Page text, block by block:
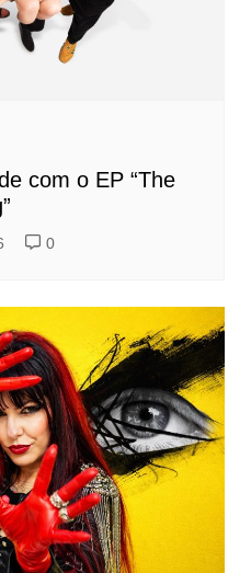
com o EP “The
0